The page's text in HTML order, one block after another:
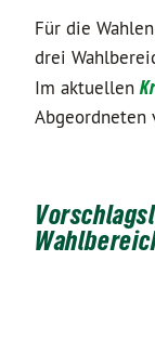
Für die
drei
Im aktuellen
Abgeordneten